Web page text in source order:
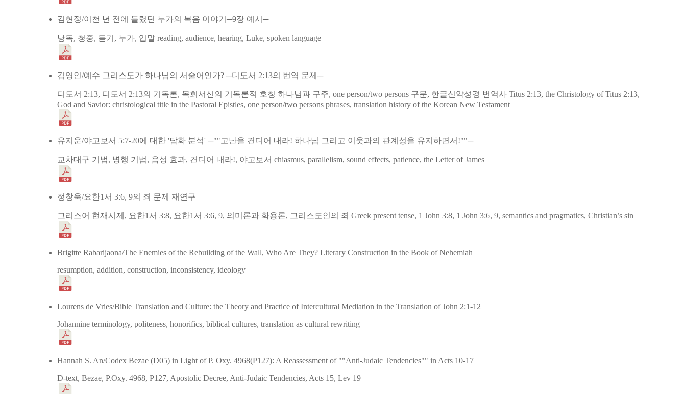
김현정/이천 년 전에 들렸던 누가의 복음 이야기─9장 예시─
낭독, 청중, 듣기, 누가, 입말 reading, audience, hearing, Luke, spoken language
김영인/예수 그리스도가 하나님의 서술어인가? ─디도서 2:13의 번역 문제─
디도서 2:13, 디도서 2:13의 기독론, 목회서신의 기독론적 호칭 하나님과 구주, one person/two persons 구문, 한글신약성경 번역사 Titus 2:13, the Christology of Titus 2:13,
God and Savior: christological title in the Pastoral Epistles, one person/two persons phrases, translation history of the Korean New Testament
유지운/야고보서 5:7-20에 대한 '담화 분석' ─""고난을 견디어 내라! 하나님 그리고 이웃과의 관계성을 유지하면서!""─
교차대구 기법, 병행 기법, 음성 효과, 견디어 내라!, 야고보서 chiasmus, parallelism, sound effects, patience, the Letter of James
정창욱/요한1서 3:6, 9의 죄 문제 재연구
그리스어 현재시제, 요한1서 3:8, 요한1서 3:6, 9, 의미론과 화용론, 그리스도인의 죄 Greek present tense, 1 John 3:8, 1 John 3:6, 9, semantics and pragmatics, Christian’s sin
Brigitte Rabarijaona/The Enemies of the Rebuilding of the Wall, Who Are They? Literary Construction in the Book of Nehemiah
resumption, addition, construction, inconsistency, ideology
Lourens de Vries/Bible Translation and Culture: the Theory and Practice of Intercultural Mediation in the Translation of John 2:1-12
Johannine terminology, politeness, honorifics, biblical cultures, translation as cultural rewriting
Hannah S. An/Codex Bezae (D05) in Light of P. Oxy. 4968(Ρ127): A Reassessment of ""Anti-Judaic Tendencies"" in Acts 10-17
D-text, Bezae, P.Oxy. 4968, P127, Apostolic Decree, Anti-Judaic Tendencies, Acts 15, Lev 19